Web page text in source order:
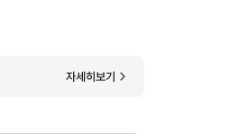
자세히보기